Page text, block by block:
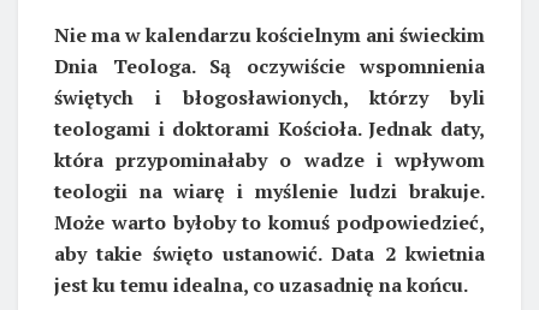
Nie ma w kalendarzu kościelnym ani świeckim
Dnia Teologa. Są oczywiście wspomnienia
świętych i błogosławionych, którzy byli
teologami i doktorami Kościoła. Jednak daty,
która przypominałaby o wadze i wpływom
teologii na wiarę i myślenie ludzi brakuje.
Może warto byłoby to komuś podpowiedzieć,
aby takie święto ustanowić. Data 2 kwietnia
jest ku temu idealna, co uzasadnię na końcu.